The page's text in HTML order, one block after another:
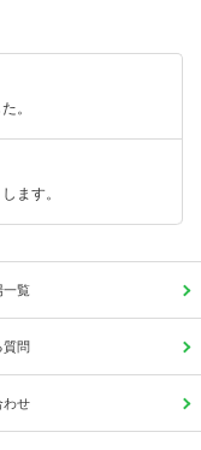
。
ます。
一覧
質問
わせ